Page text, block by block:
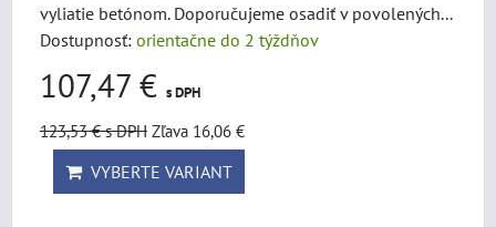
vyliatie betónom. Doporučujeme osadiť v povolených...
Dostupnosť: orientačne do 2 týždňov
107,47 € s DPH
123,53 €s DPH Zľava 16,06 €
VYBERTE VARIANT